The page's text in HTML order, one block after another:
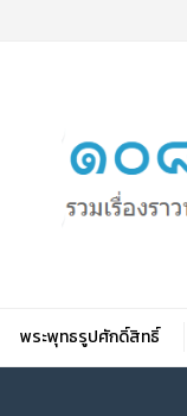
พระพุทธรูปศักดิ์สิทธิ์